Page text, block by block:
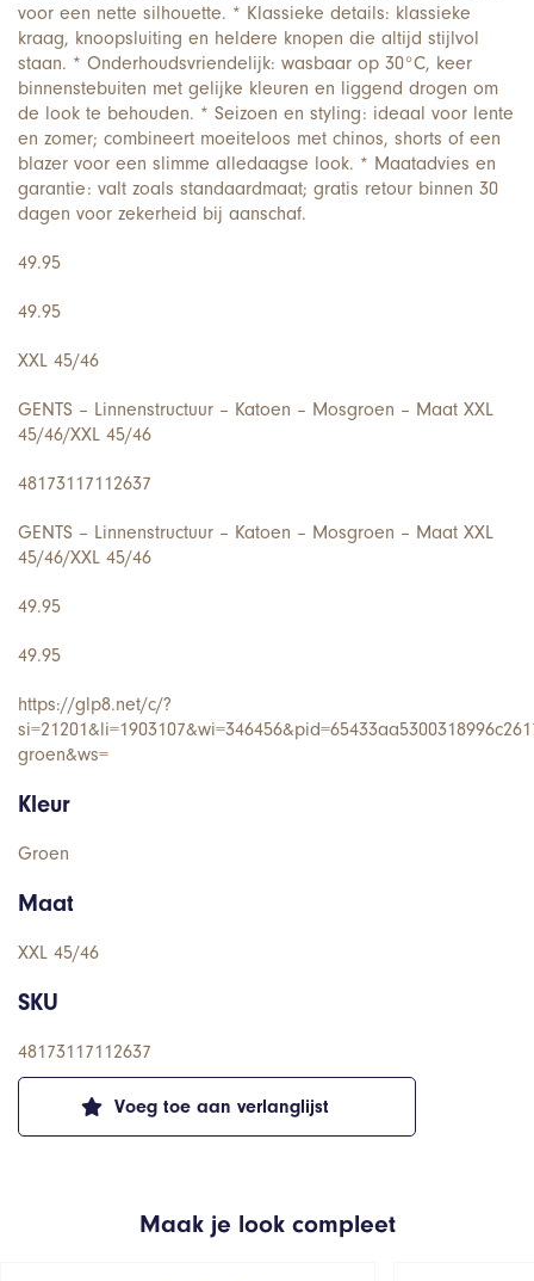
Voeg toe aan verlanglijst
voor een nette silhouette. * Klassieke details: klassieke
kraag, knoopsluiting en heldere knopen die altijd stijlvol
staan. * Onderhoudsvriendelijk: wasbaar op 30°C, keer
binnenstebuiten met gelijke kleuren en liggend drogen om
de look te behouden. * Seizoen en styling: ideaal voor lente
en zomer; combineert moeiteloos met chinos, shorts of een
blazer voor een slimme alledaagse look. * Maatadvies en
garantie: valt zoals standaardmaat; gratis retour binnen 30
dagen voor zekerheid bij aanschaf.
49.95
49.95
XXL 45/46
GENTS – Linnenstructuur – Katoen – Mosgroen – Maat XXL
45/46/XXL 45/46
48173117112637
GENTS – Linnenstructuur – Katoen – Mosgroen – Maat XXL
45/46/XXL 45/46
49.95
49.95
https://glp8.net/c/?
groen&ws=
Kleur
Groen
Maat
XXL 45/46
SKU
48173117112637
Maak je look compleet